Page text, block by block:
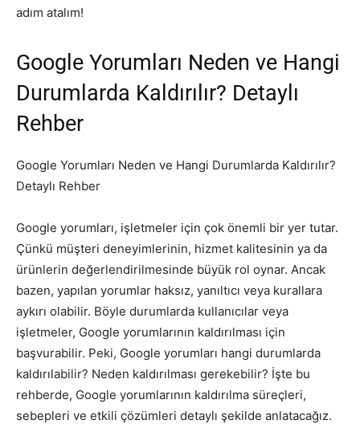
adım atalım!
Google Yorumları Neden ve Hangi
Durumlarda Kaldırılır? Detaylı
Rehber
Google Yorumları Neden ve Hangi Durumlarda Kaldırılır?
Detaylı Rehber
Google yorumları, işletmeler için çok önemli bir yer tutar.
Çünkü müşteri deneyimlerinin, hizmet kalitesinin ya da
ürünlerin değerlendirilmesinde büyük rol oynar. Ancak
bazen, yapılan yorumlar haksız, yanıltıcı veya kurallara
aykırı olabilir. Böyle durumlarda kullanıcılar veya
işletmeler, Google yorumlarının kaldırılması için
başvurabilir. Peki, Google yorumları hangi durumlarda
kaldırılabilir? Neden kaldırılması gerekebilir? İşte bu
rehberde, Google yorumlarının kaldırılma süreçleri,
sebepleri ve etkili çözümleri detaylı şekilde anlatacağız.